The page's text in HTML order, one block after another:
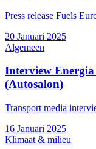
Press release Fuels
20 Januari 2025
Algemeen
Interview
(Autosalon)
Transport media
16 Januari 2025
Klimaat & milieu